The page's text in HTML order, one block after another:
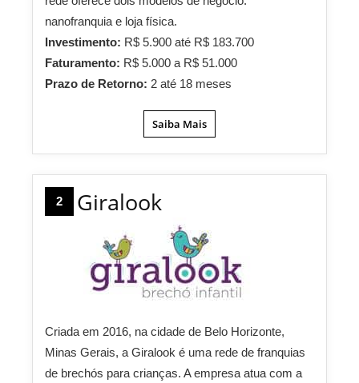
nanofranquia e loja física.
Investimento: R$ 5.900 até R$ 183.700
Faturamento: R$ 5.000 a R$ 51.000
Prazo de Retorno: 2 até 18 meses
Saiba Mais
2 Giralook
Criada em 2016, na cidade de Belo Horizonte,
Minas Gerais, a Giralook é uma rede de franquias
de brechós para crianças. A empresa atua com a